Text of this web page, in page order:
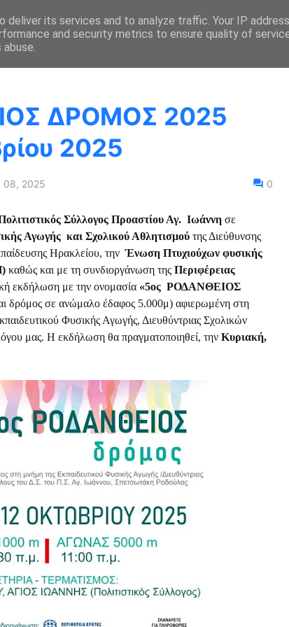
ΝΕΑ ΑΓΩΝΕΣ ΑΠΟΤΕΛΕΣΜΑΤΑ
ΔΡΟΜΟΣ 2025
2025
08, 2025 0
Σύλλογος Προαστίου Αγ. Ιωάννη σε
Αγωγής και Σχολικού Αθλητισμού της Διεύθυνσης
Ηρακλείου, τηνΈνωση Πτυχιούχων φυσικής
καθώς και με τη συνδιοργάνωση της Περιφέρειας
εκδήλωση με την ονομασία «5ος ΡΟΔΑΝΘΕΙΟΣ
δρόμος σε ανώμαλο έδαφος 5.000μ) αφιερωμένη στη
Φυσικής Αγωγής, Διευθύντριας Σχολικών
μας. Η εκδήλωση θα πραγματοποιηθεί, την Κυριακή,
its services and to analyze traffic. Your IP
and security metrics to ensure quality of